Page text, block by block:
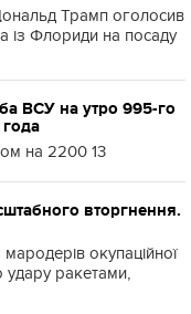
Трамп оголосив
із Флориди на посаду
ВСУ на утро 995-го
на 2200 13
вторгнення.
окупаційної
удару ракетами,